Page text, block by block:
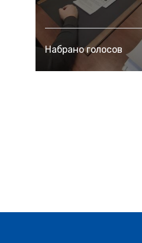
Набрано голосов